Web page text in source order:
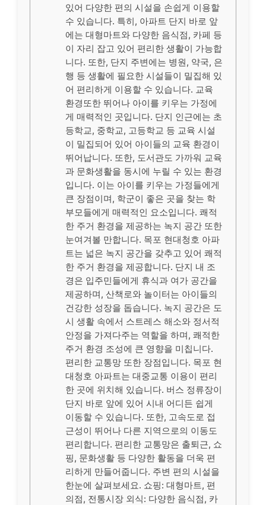
있어 다양한 편의 시설을 손쉽게 이용할
수 있습니다. 특히, 아파트 단지 바로 앞
에는 대형마트와 다양한 음식점, 카페 등
이 자리 잡고 있어 편리한 생활이 가능합
니다. 또한, 단지 주변에는 병원, 약국, 은
행 등 생활에 필요한 시설들이 밀집해 있
어 편리하게 이용할 수 있습니다. 교육
환경또한 뛰어나 아이를 키우는 가정에
게 매력적인 곳입니다. 단지 인근에는 초
등학교, 중학교, 고등학교 등 교육 시설
이 밀집되어 있어 아이들의 교육 환경이
뛰어납니다. 또한, 도서관도 가까워 교육
과 문화생활을 동시에 누릴 수 있는 환경
입니다. 이는 아이를 키우는 가정들에게
큰 장점이며, 학군이 좋은 곳을 찾는 학
부모들에게 매력적인 요소입니다. 쾌적
한 주거 환경을 제공하는 녹지 공간 또한
눈여겨볼 만합니다. 목포 현대청호 아파
트는 넓은 녹지 공간을 갖추고 있어 쾌적
한 주거 환경을 제공합니다. 단지 내 조
경은 입주민들에게 휴식과 여가 공간을
제공하며, 산책로와 놀이터는 아이들의
건강한 성장을 돕습니다. 녹지 공간은 도
시 생활 속에서 스트레스 해소와 정서적
안정을 가져다주는 역할을 하며, 쾌적한
주거 환경 조성에 큰 영향을 미칩니다.
편리한 교통망 또한 장점입니다. 목포 현
대청호 아파트는 대중교통 이용이 편리
한 곳에 위치해 있습니다. 버스 정류장이
단지 바로 앞에 있어 시내 어디든 쉽게
이동할 수 있습니다. 또한, 고속도로 접
근성이 뛰어나 다른 지역으로의 이동도
편리합니다. 편리한 교통망은 출퇴근, 쇼
핑, 문화생활 등 다양한 활동을 더욱 편
리하게 만들어줍니다. 주변 편의 시설을
한눈에 살펴보세요. 쇼핑: 대형마트, 편
의점, 전통시장 외식: 다양한 음식점, 카